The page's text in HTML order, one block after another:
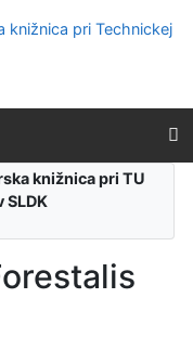
knižnica pri TU